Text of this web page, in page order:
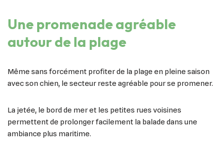
Une promenade agréable
autour de la plage
Même sans forcément profiter de la plage en pleine saison
avec son chien, le secteur reste agréable pour se promener.
La jetée, le bord de mer et les petites rues voisines
permettent de prolonger facilement la balade dans une
ambiance plus maritime.